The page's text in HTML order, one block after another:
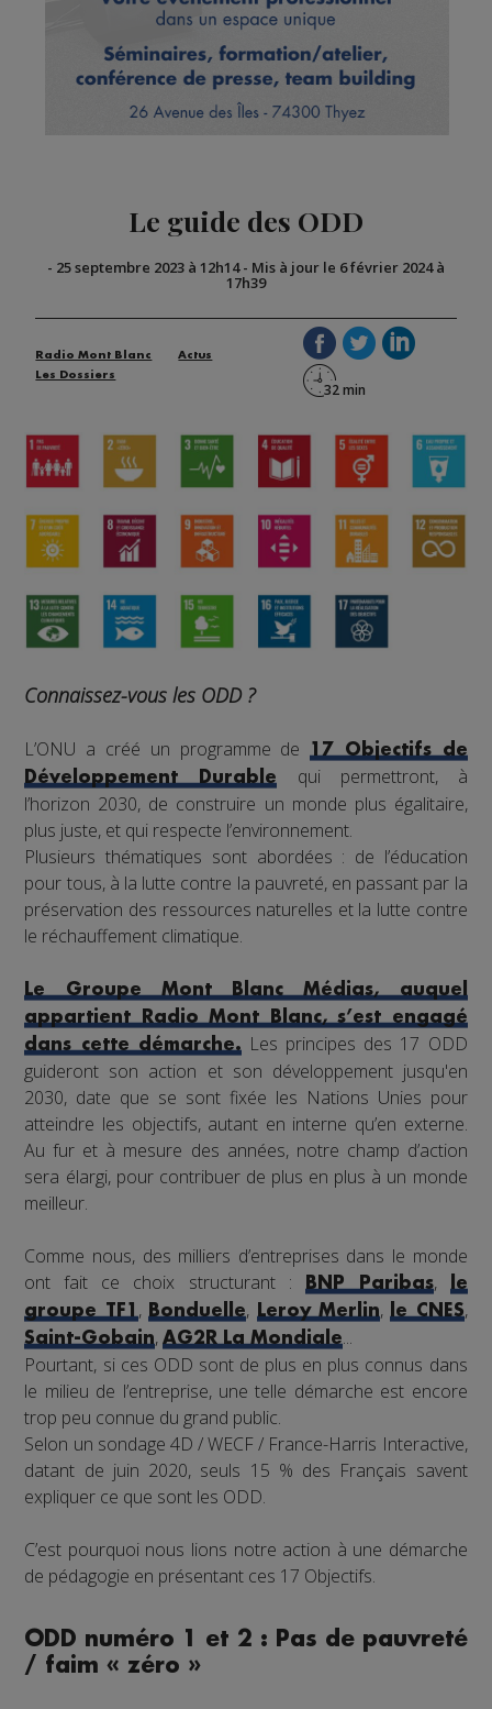
Le guide des ODD
- 25 septembre 2023 à 12h14- Mis à jour le 6 février 2024 à
17h39
Radio Mont Blanc
Actus
Les Dossiers
Connaissez-vous les ODD ?
L’ONU a créé un programme de17 Objectifs de
Développement Durable
qui permettront, à
l’horizon 2030, de construire un monde plus égalitaire,
plus juste, et qui respecte l’environnement.
Plusieurs thématiques sont abordées : de l’éducation
pour tous, à la lutte contre la pauvreté, en passant par la
préservation des ressources naturelles et la lutte contre
le réchauffement climatique.
Le Groupe Mont Blanc Médias, auquel
appartient Radio Mont Blanc, s’est engagé
dans cette démarche.Les principes des 17 ODD
guideront son action et son développement jusqu'en
2030, date que se sont fixée les Nations Unies pour
atteindre les objectifs, autant en interne qu’en externe.
Au fur et à mesure des années, notre champ d’action
sera élargi, pour contribuer de plus en plus à un monde
meilleur.
Comme nous, des milliers d’entreprises dans le monde
ont fait ce choix structurant :
BNP Paribas,
le
groupe TF1,Bonduelle, Leroy Merlin,le CNES,
Saint-Gobain,AG2R La Mondiale...
Pourtant, si ces ODD sont de plus en plus connus dans
le milieu de l’entreprise, une telle démarche est encore
trop peu connue du grand public.
Selon un sondage 4D / WECF / France-Harris Interactive,
datant de juin 2020, seuls 15 % des Français savent
expliquer ce que sont les ODD.
C’est pourquoi nous lions notre action à une démarche
de pédagogie en présentant ces 17 Objectifs.
ODD numéro 1 et 2 : Pas de pauvreté
/ faim « zéro »